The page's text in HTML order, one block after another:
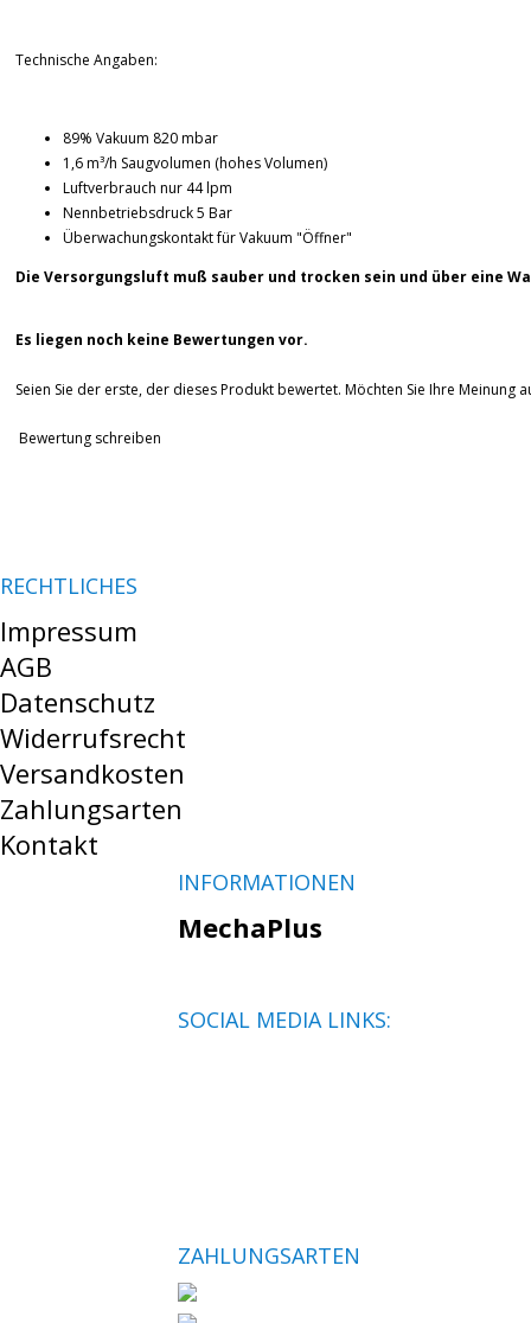
Technische Angaben:
89% Vakuum 820 mbar
1,6 m³/h Saugvolumen (hohes Volumen)
Luftverbrauch nur 44 lpm
Nennbetriebsdruck 5 Bar
Überwachungskontakt für Vakuum "Öffner"
Die Versorgungsluft muß sauber und trocken sein und über eine
Es liegen noch keine Bewertungen vor.
Seien Sie der erste, der dieses Produkt bewertet. Möchten Sie Ihre Meinung
Bewertung schreiben
RECHTLICHES
Impressum
AGB
Datenschutz
Widerrufsrecht
Versandkosten
Zahlungsarten
Kontakt
INFORMATIONEN
MechaPlus
SOCIAL MEDIA LINKS:
ZAHLUNGSARTEN